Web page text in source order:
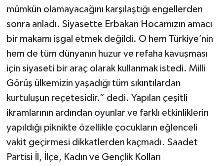
mümkün olamayacağını karşılaştığı engellerden
sonra anladı. Siyasette Erbakan Hocamızın amacı
bir makamı işgal etmek değildi. O hem Türkiye’nin
hem de tüm dünyanın huzur ve refaha kavuşması
için siyaseti bir araç olarak kullanmak istedi. Milli
Görüş ülkemizin yaşadığı tüm sıkıntılardan
kurtuluşun reçetesidir.” dedi. Yapılan çeşitli
ikramlarının ardından oyunlar ve farklı etkinliklerin
yapıldığı piknikte özellikle çocukların eğlenceli
vakit geçirmesi dikkatlerden kaçmadı. Saadet
Partisi İl, İlçe, Kadın ve Gençlik Kolları